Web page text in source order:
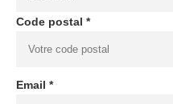
Code postal *
Email *